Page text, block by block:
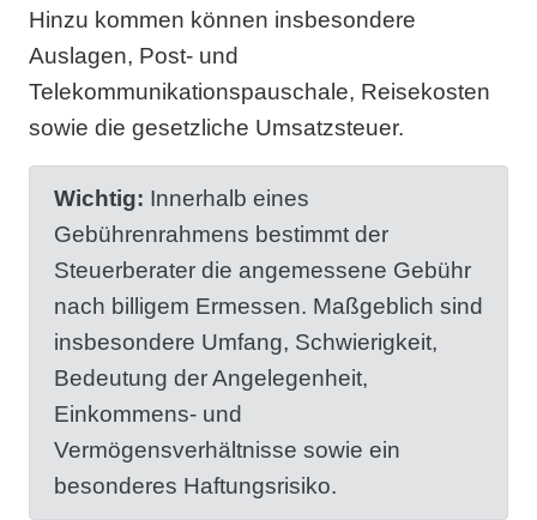
Hinzu kommen können insbesondere
Auslagen, Post- und
Telekommunikationspauschale, Reisekosten
sowie die gesetzliche Umsatzsteuer.
Wichtig: Innerhalb eines
Gebührenrahmens bestimmt der
Steuerberater die angemessene Gebühr
nach billigem Ermessen. Maßgeblich sind
insbesondere Umfang, Schwierigkeit,
Bedeutung der Angelegenheit,
Einkommens- und
Vermögensverhältnisse sowie ein
besonderes Haftungsrisiko.